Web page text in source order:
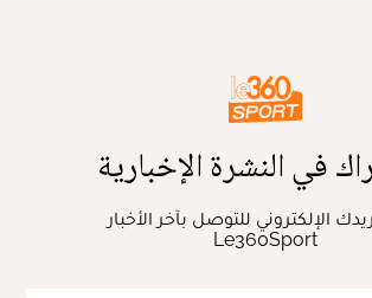
في النشرة الإخبارية
الإلكتروني للتوصل بآخر الأخبار
Le360Sport